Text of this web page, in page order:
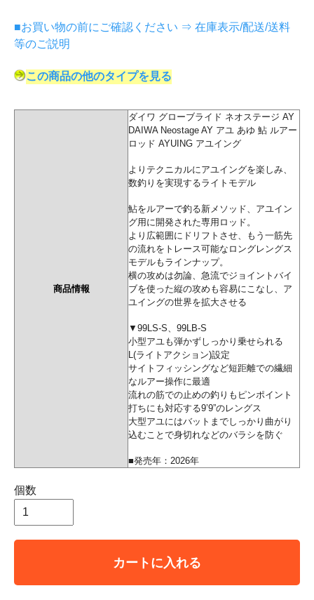
■お買い物の前にご確認ください ⇒ 在庫表示/配送/送料
等のご説明
この商品の他のタイプを見る
商品情報
ダイワ グローブライド ネオステージ AY
DAIWA Neostage AY アユ あゆ 鮎 ルアー
ロッド AYUING アユイング
よりテクニカルにアユイングを楽しみ、
数釣りを実現するライトモデル
鮎をルアーで釣る新メソッド、アユイン
グ用に開発された専用ロッド。
より広範囲にドリフトさせ、もう一筋先
の流れをトレース可能なロングレングス
モデルもラインナップ。
横の攻めは勿論、急流でジョイントバイ
ブを使った縦の攻めも容易にこなし、ア
ユイングの世界を拡大させる
▼99LS-S、99LB-S
小型アユも弾かずしっかり乗せられる
L(ライトアクション)設定
サイトフィッシングなど短距離での繊細
なルアー操作に最適
流れの筋での止めの釣りもピンポイント
打ちにも対応する9’9”のレングス
大型アユにはバットまでしっかり曲がり
込むことで身切れなどのバラシを防ぐ
■発売年：2026年
個数
カートに入れる